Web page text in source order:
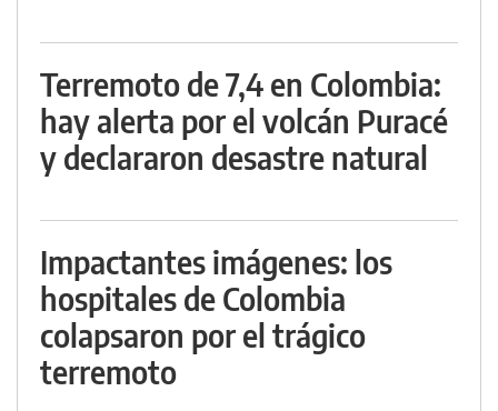
Terremoto de 7,4 en Colombia:
hay alerta por el volcán Puracé
y declararon desastre natural
Impactantes imágenes: los
hospitales de Colombia
colapsaron por el trágico
terremoto